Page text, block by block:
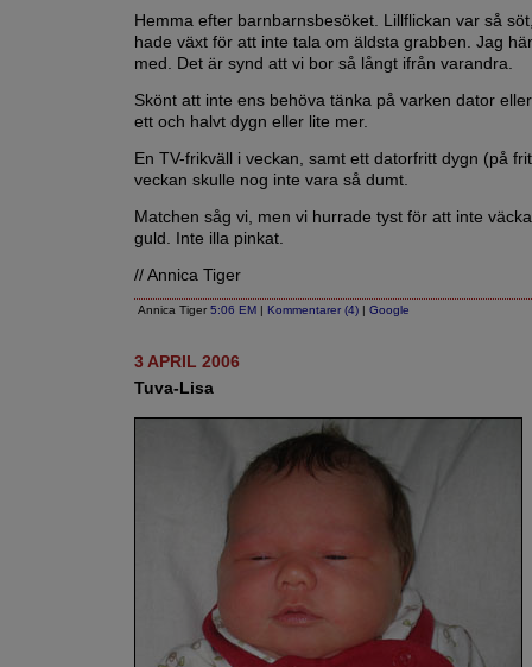
Hemma efter barnbarnsbesöket. Lillflickan var så
hade växt för att inte tala om äldsta grabben. Jag
med. Det är synd att vi bor så långt ifrån varandra.
Skönt att inte ens behöva tänka på varken dator
ett och halvt dygn eller lite mer.
En TV-frikväll i veckan, samt ett datorfritt dygn (på
veckan skulle nog inte vara så dumt.
Matchen såg vi, men vi hurrade tyst för att inte
guld. Inte illa pinkat.
// Annica Tiger
Annica Tiger 5:06 EM | Kommentarer (4) | Google
3 APRIL 2006
Tuva-Lisa